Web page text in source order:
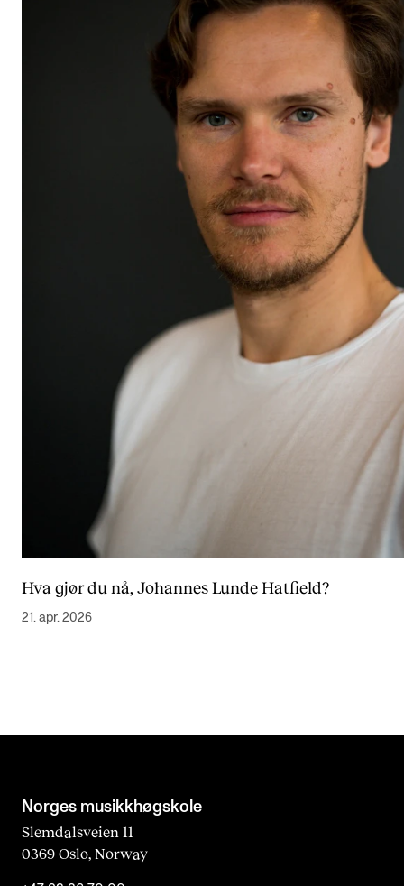
Hva gjør du nå, Johannes Lunde Hatfield?
21. apr. 2026
Norges musikk­høgskole
Slemdalsveien 11
0369 Oslo, Norway